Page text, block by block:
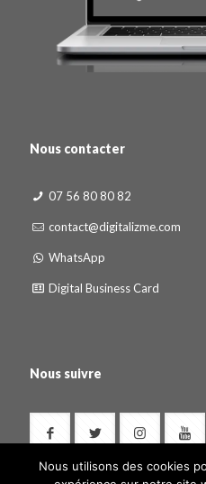
Nous contacter
07 56 80 80 82
contact@digitalizme.com
WhatsApp
Digital Business Card
Nous suivre
Nous utilisons des cookies